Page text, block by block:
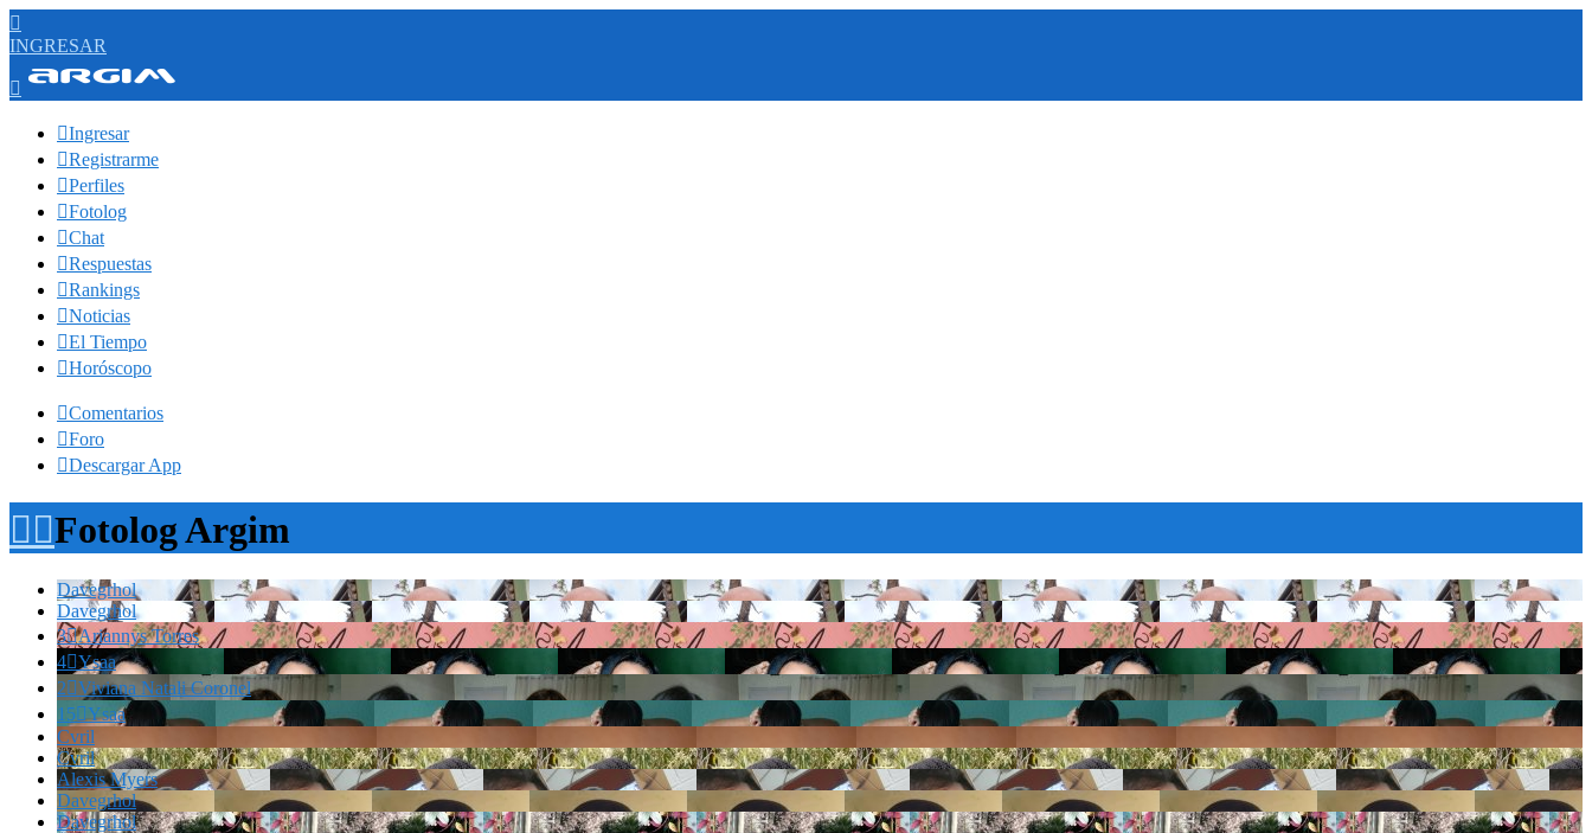

INGRESAR

Ingresar
Registrarme
Perfiles
Fotolog
Chat
Respuestas
Rankings
Noticias
El Tiempo
Horóscopo
Comentarios
Foro
Descargar App
Fotolog Argim
Davegrhol
Davegrhol
3Ariannys Torres
4Ysaa
2Viviana Natali Coronel
15Ysaa
Cvril
Cvril
Alexis Myers
Davegrhol
Davegrhol